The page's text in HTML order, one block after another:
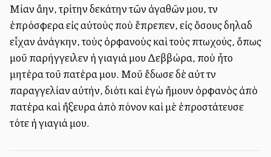
Μίαν ἄλλην, τρίτην δεκάτην τῶν ἀγαθῶν μου, τὴν
ἐπρόσφερα εἰς αὐτοὺς ποὺ ἔπρεπεν, εἰς ὅσους δηλαδὴ
εἶχαν ἀνάγκην, τοὺς ὀρφανοὺς καὶ τοὺς πτωχούς, ὅπως
μοῦ παρήγγειλεν ἡ γιαγιά μου Δεββώρα, ποὺ ἦτο
μητέρα τοῦ πατέρα μου. Μοῦ ἔδωσε δὲ αὐτὴ τὴν
παραγγελίαν αὐτήν, διότι καὶ ἐγὼ ἤμουν ὀρφανὸς ἀπὸ
πατέρα καὶ ἤξευρα ἀπὸ πόνον καὶ μὲ ἐπροστάτευσε
τότε ἡ γιαγιά μου.